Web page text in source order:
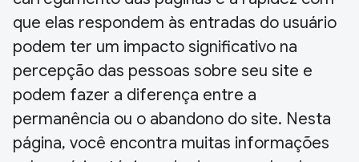
que elas respondem às entradas do usuário
podem ter um impacto significativo na
percepção das pessoas sobre seu site e
podem fazer a diferença entre a
permanência ou o abandono do site. Nesta
página, você encontra muitas informações